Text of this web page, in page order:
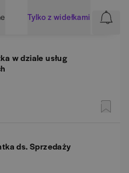
Tylko z widełkami
w dziale usług
ds. Sprzedaży